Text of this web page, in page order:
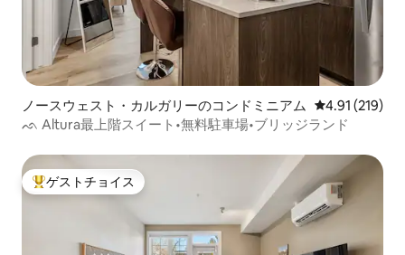
ノースウェスト・カルガリーのコンドミニアム レビュー219
4.91 (219)
ᨒ Altura最上階スイート•無料駐車場•ブリッジランド
大好評のゲストチョイスです。
ゲストチョイス